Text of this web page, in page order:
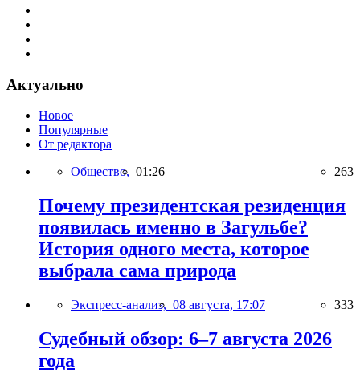
Актуально
Новое
Популярные
От редактора
Общество, 01:26 263
Почему президентская резиденция
появилась именно в Загульбе?
История одного места, которое
выбрала сама природа
Экспресс-анализ, 08 августа, 17:07 333
Судебный обзор: 6–7 августа 2026
года